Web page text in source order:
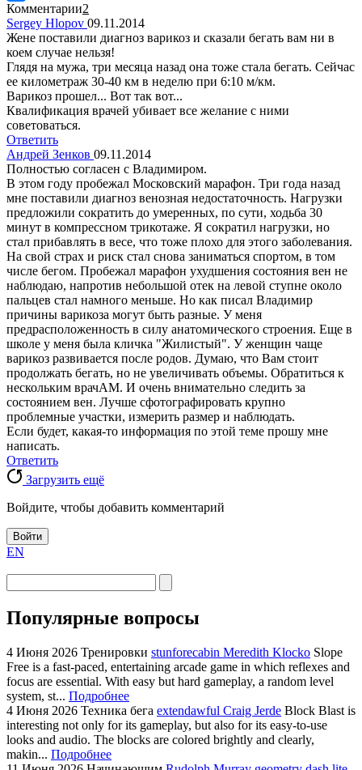
Комментарии2
Sergey Hlopov 09.11.2014
Жене поставили диагноз варикоз и сказали бегать вам ни в
коем случае нельзя!
Глядя на мужа, три месяца назад она тоже стала бегать. Сейчас
ее километраж 30-40 км в неделю при 6:10 м/км.
Варикоз прошел... Вот так вот...
Квалификация врачей убивает все желание с ними
советоваться.
Ответить
Андрей Зенков 09.11.2014
Полностью согласен с Владимиром.
В этом году пробежал Московский марафон. Три года назад
мне поставили диагноз венозная недостаточность. Нагрузки
предложили сократить до умеренных, по сути, ходьба 30
минут в компрессном трикотаже. Я сократил нагрузки, но
стал прибавлять в весе, что тоже плохо для этого заболевания.
На свой страх и риск стал снова заниматься спортом, в том
числе бегом. Пробежал марафон ухудшения состояния вен не
наблюдаю, напротив небольшой отек на левой ступне около
пальцев стал намного меньше. Но как писал Владимир
причины варикоза могут быть разные. У меня
предрасположенность в силу анатомического строения. Еще в
школе у меня была кличка "Жилистый". У женщин чаще
варикоз развивается после родов. Думаю, что Вам стоит
продолжать бегать, но не увеличивать объемы. Обратиться к
нескольким врачАМ. И очень внимательно следить за
состоянием вен. Лучше сфотографировать крупно
проблемные участки, измерить размер и наблюдать.
Если будет, какая-то информация по этой теме прошу мне
написать.
Ответить
Загрузить ещё
Войдите, чтобы добавить комментарий
Войти
EN
Популярные вопросы
4 Июня 2026 Тренировки stunforecabin Meredith Klocko Slope
Free is a fast-paced, entertaining arcade game in which reflexes and
focus are essential. With easy but hard gameplay, a random level
system, st... Подробнее
4 Июня 2026 Техника бега extendawful Craig Jerde Block Blast is
interesting not only for its gameplay, but also for its easy-to-use
looks and audio. The blocks are colored brightly and clearly,
makin... Подробнее